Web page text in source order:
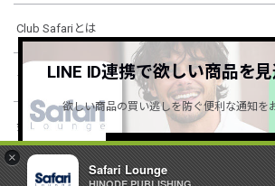
×
Safari Lounge
Club Safariとは
ショッピングガイド
会社概要・規約
LINE ID連携で欲しい商品を
欲しい商品の買い逃しを防ぐ便利な通知を
詳しくはこちら ＞